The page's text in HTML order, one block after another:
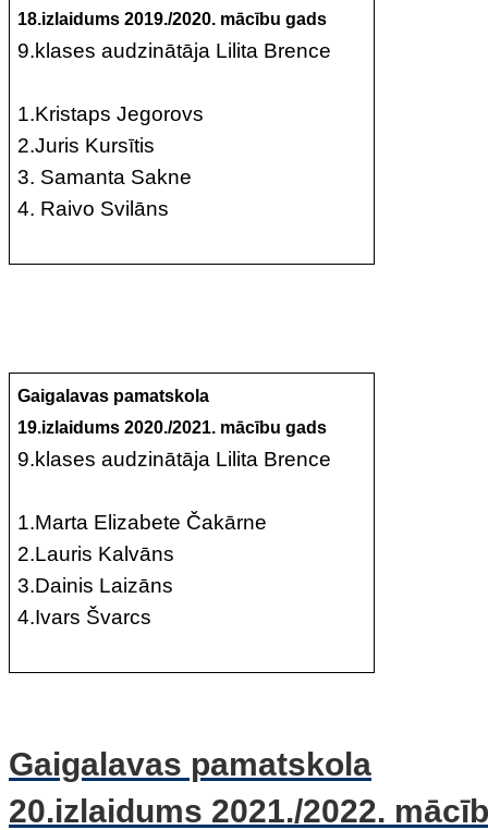
18.izlaidums 2019./2020. mācību gads
9.klases audzinātāja Lilita Brence
1.Kristaps Jegorovs
2.Juris Kursītis
3. Samanta Sakne
4. Raivo Svilāns
Gaigalavas pamatskola
19.izlaidums 2020./2021. mācību gads
9.klases audzinātāja Lilita Brence
1.Marta Elizabete Čakārne
2.Lauris Kalvāns
3.Dainis Laizāns
4.Ivars Švarcs
Gaigalavas pamatskola
20.izlaidums 2021./2022.